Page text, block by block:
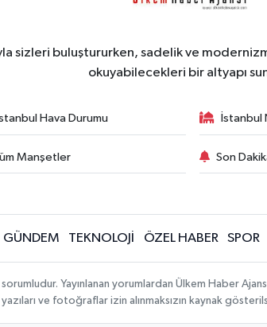
sizleri buluştururken, sadelik ve
okuyabilecekleri bir altyapı
Hava Durumu İstanbul
Manşetler Son
GÜNDEM TEKNOLOJİ ÖZEL HABER SPOR
Yayınlanan yorumlardan Ülkem Haber
ve fotoğraflar izin alınmaksızın kaynak